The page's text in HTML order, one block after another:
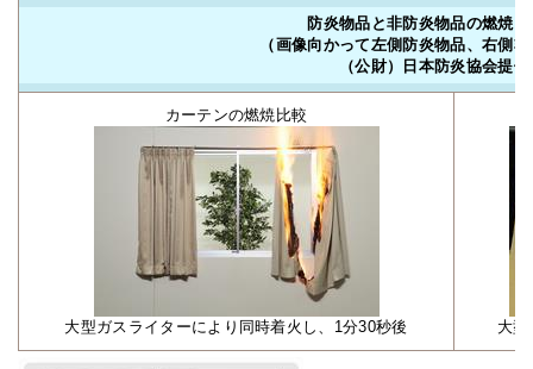
防炎物品と非防炎物品の燃焼比
（画像向かって左側防炎物品、右側
（公財）日本防炎協会提供
カーテンの燃焼比較
大型ガスライターにより同時着火し、1分30秒後 大